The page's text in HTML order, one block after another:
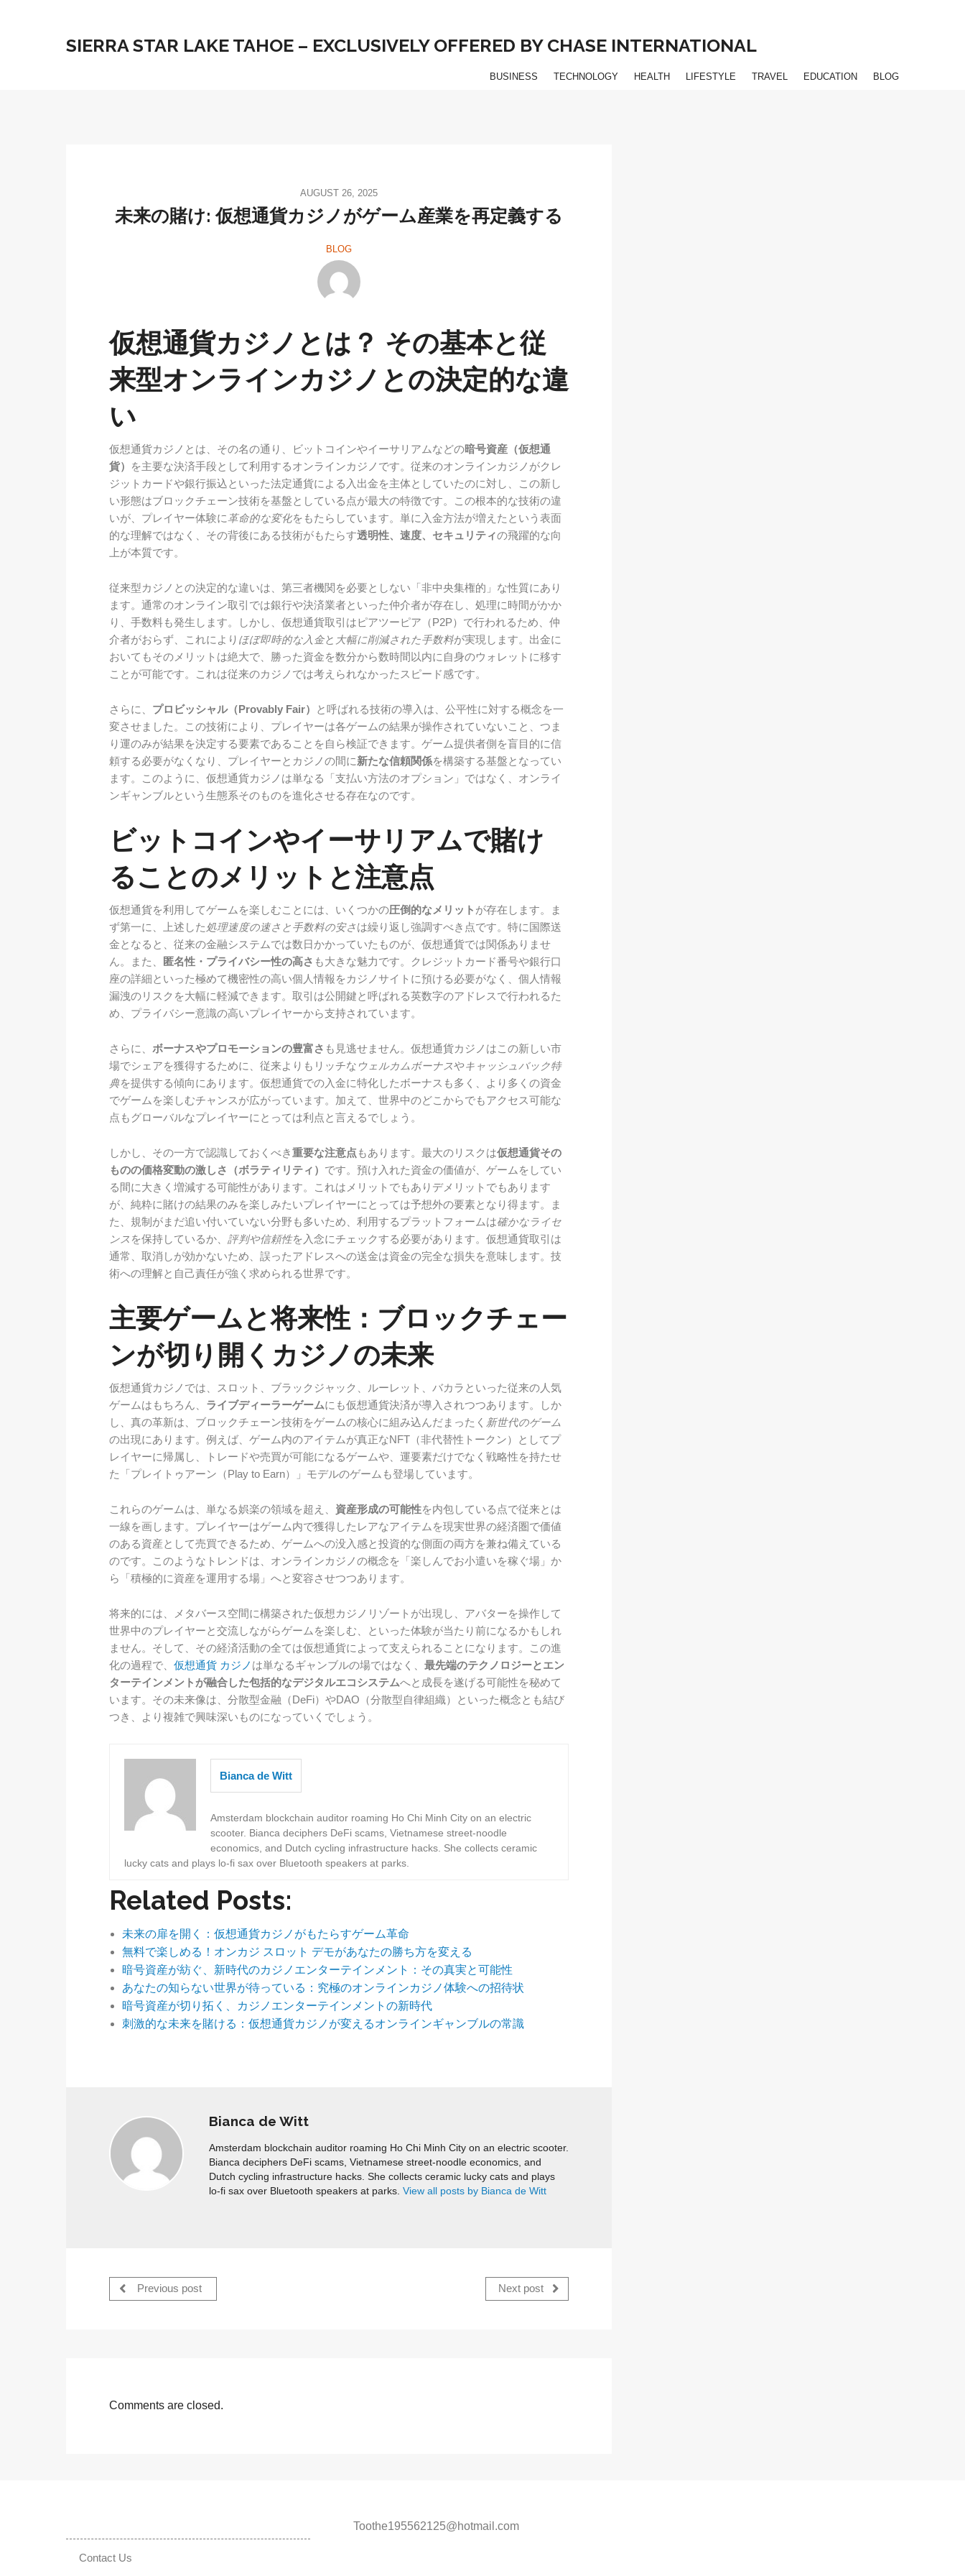
SIERRA STAR LAKE TAHOE – EXCLUSIVELY OFFERED BY CHASE INTERNATIONAL
BUSINESS TECHNOLOGY HEALTH LIFESTYLE TRAVEL EDUCATION BLOG
AUGUST 26, 2025
未来の賭け: 仮想通貨カジノがゲーム産業を再定義する
BLOG
仮想通貨カジノとは？ その基本と従
来型オンラインカジノとの決定的な違
い
仮想通貨カジノとは、その名の通り、ビットコインやイーサリアムなどの暗号資産（仮想通
貨）
を主要な決済手段として利用するオンラインカジノです。従来のオンラインカジノがクレ
ジットカードや銀行振込といった法定通貨による入出金を主体としていたのに対し、この新し
い形態はブロックチェーン技術を基盤としている点が最大の特徴です。この根本的な技術の違
いが、プレイヤー体験に革命的な変化をもたらしています。単に入金方法が増えたという表面
的な理解ではなく、その背後にある技術がもたらす透明性、速度、セキュリティの飛躍的な向
上が本質です。
従来型カジノとの決定的な違いは、第三者機関を必要としない「非中央集権的」な性質にあり
ます。通常のオンライン取引では銀行や決済業者といった仲介者が存在し、処理に時間がかか
り、手数料も発生します。しかし、仮想通貨取引はピアツーピア（P2P）で行われるため、仲
介者がおらず、これにより ほぼ即時的な入金と 大幅に削減された手数料が実現します。出金に
おいてもそのメリットは絶大で、勝った資金を数分から数時間以内に自身のウォレットに移す
ことが可能です。これは従来のカジノでは考えられなかったスピード感です。
さらに、 プロビッシャル（Provably Fair）
と呼ばれる技術の導入は、公平性に対する概念を一
変させました。この技術により、プレイヤーは各ゲームの結果が操作されていないこと、つま
り運のみが結果を決定する要素であることを自ら検証できます。ゲーム提供者側を盲目的に信
頼する必要がなくなり、プレイヤーとカジノの間に新たな信頼関係を構築する基盤となってい
ます。このように、仮想通貨カジノは単なる「支払い方法のオプション」ではなく、オンライ
ンギャンブルという生態系そのものを進化させる存在なのです。
ビットコインやイーサリアムで賭け
ることのメリットと注意点
仮想通貨を利用してゲームを楽しむことには、いくつかの圧倒的なメリット が存在します。ま
ず第一に、上述した 処理速度の速さと手数料の安さは繰り返し強調すべき点です。特に国際送
金となると、従来の金融システムでは数日かかっていたものが、仮想通貨では関係ありませ
ん。また、
匿名性・プライバシー性の高さ も大きな魅力です。クレジットカード番号や銀行口
座の詳細といった極めて機密性の高い個人情報をカジノサイトに預ける必要がなく、個人情報
漏洩のリスクを大幅に軽減できます。取引は公開鍵と呼ばれる英数字のアドレスで行われるた
め、プライバシー意識の高いプレイヤーから支持されています。
さらに、 ボーナスやプロモーションの豊富さ も見逃せません。仮想通貨カジノはこの新しい市
場でシェアを獲得するために、従来よりもリッチな ウェルカムボーナスやキャッシュバック特
典を提供する傾向にあります。仮想通貨での入金に特化したボーナスも多く、より多くの資金
でゲームを楽しむチャンスが広がっています。加えて、世界中のどこからでもアクセス可能な
点もグローバルなプレイヤーにとっては利点と言えるでしょう。
しかし、その一方で認識しておくべき重要な注意点 もあります。最大のリスクは仮想通貨その
ものの価格変動の激しさ（ボラティリティ） です。預け入れた資金の価値が、ゲームをしてい
る間に大きく増減する可能性があります。これはメリットでもありデメリットでもあります
が、純粋に賭けの結果のみを楽しみたいプレイヤーにとっては予想外の要素となり得ます。ま
た、規制がまだ追い付いていない分野も多いため、利用するプラットフォームは確かなライセ
ンス を保持しているか、 評判や信頼性を入念にチェックする必要があります。仮想通貨取引は
通常、取消しが効かないため、誤ったアドレスへの送金は資金の完全な損失を意味します。技
術への理解と自己責任が強く求められる世界です。
主要ゲームと将来性：ブロックチェー
ンが切り開くカジノの未来
仮想通貨カジノでは、スロット、ブラックジャック、ルーレット、バカラといった従来の人気
ゲームはもちろん、 ライブディーラーゲームにも仮想通貨決済が導入されつつあります。しか
し、真の革新は、ブロックチェーン技術をゲームの核心に組み込んだまったく 新世代のゲーム
の出現にあります。例えば、ゲーム内のアイテムが真正なNFT（非代替性トークン）としてプ
レイヤーに帰属し、トレードや売買が可能になるゲームや、運要素だけでなく戦略性を持たせ
た「プレイトゥアーン（Play to Earn）」モデルのゲームも登場しています。
これらのゲームは、単なる娯楽の領域を超え、 資産形成の可能性を内包している点で従来とは
一線を画します。プレイヤーはゲーム内で獲得したレアなアイテムを現実世界の経済圏で価値
のある資産として売買できるため、ゲームへの没入感と投資的な側面の両方を兼ね備えている
のです。このようなトレンドは、オンラインカジノの概念を「楽しんでお小遣いを稼ぐ場」か
ら「積極的に資産を運用する場」へと変容させつつあります。
将来的には、メタバース空間に構築された仮想カジノリゾートが出現し、アバターを操作して
世界中のプレイヤーと交流しながらゲームを楽しむ、といった体験が当たり前になるかもしれ
ません。そして、その経済活動の全ては仮想通貨によって支えられることになります。この進
化の過程で、 仮想通貨 カジノ は単なるギャンブルの場ではなく、 最先端のテクノロジーとエン
ターテインメントが融合した包括的なデジタルエコシステムへと成長を遂げる可能性を秘めて
います。その未来像は、分散型金融（DeFi）やDAO（分散型自律組織）といった概念とも結び
つき、より複雑で興味深いものになっていくでしょう。
Bianca de Witt
Amsterdam blockchain auditor roaming Ho Chi Minh City on an electric
scooter. Bianca deciphers DeFi scams, Vietnamese street-noodle
economics, and Dutch cycling infrastructure hacks. She collects ceramic
lucky cats and plays lo-fi sax over Bluetooth speakers at parks.
Related Posts:
未来の扉を開く：仮想通貨カジノがもたらすゲーム革命
無料で楽しめる！オンカジ スロット デモがあなたの勝ち方を変える
暗号資産が紡ぐ、新時代のカジノエンターテインメント：その真実と可能性
あなたの知らない世界が待っている：究極のオンラインカジノ体験への招待状
暗号資産が切り拓く、カジノエンターテインメントの新時代
刺激的な未来を賭ける：仮想通貨カジノが変えるオンラインギャンブルの常識
Bianca de Witt
Amsterdam blockchain auditor roaming Ho Chi Minh City on an electric scooter.
Bianca deciphers DeFi scams, Vietnamese street-noodle economics, and
Dutch cycling infrastructure hacks. She collects ceramic lucky cats and plays
lo-fi sax over Bluetooth speakers at parks. View all posts by Bianca de Witt
Previous post Next post
Comments are closed.
Contact Us
Toothe195562125@hotmail.com